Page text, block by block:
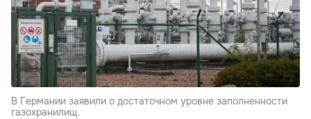
В Германии заявили о достаточном уровне заполненности
газохранилищ.